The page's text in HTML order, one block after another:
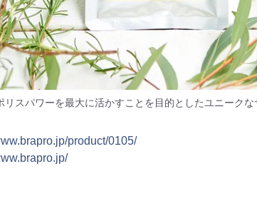
リスパワーを最大に活かすことを目的としたユニークな
product/0105/